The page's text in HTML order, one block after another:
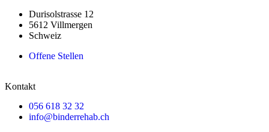
Durisolstrasse 12
5612 Villmergen
Schweiz
Offene Stellen
Kontakt
056 618 32 32
info@binderrehab.ch